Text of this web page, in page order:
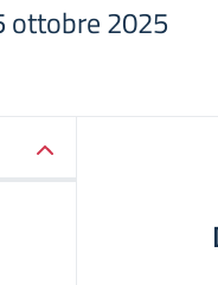
ottobre 2025